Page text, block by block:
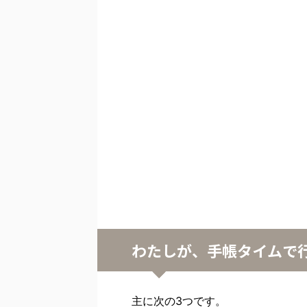
わたしが、手帳タイムで
主に次の3つです。